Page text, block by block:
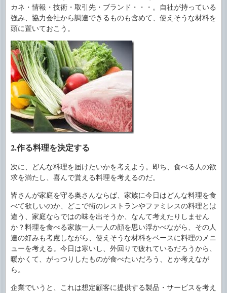
カネ・情報・技術・取引先・ブランド・・・。自社が持っている
強み、協力会社から調達できるものも含めて、使えそうな材料を
頭に置いておこう。
2.作る料理を決定する
次に、どんな料理を届けたいかを考えよう。即ち、食べる人の欲
求を満たし、喜んで貰える料理を考えるのだ。
皆さんが家庭を守る奥さんならば、家族に今日はどんな料理を食
べて欲しいのか、どこで街のレストランやファミレスの料理とは
違う、家庭ならではの味を出そうか、なんて考えたりしません
か？料理を食べる家族一人一人の顔を思い浮かべながら、その人
達の好みも考慮しながら、使えそうな材料をベースに料理のメニ
ューを考える。今日は寒いし、外回りで疲れているだろうから、
暖かくて、がっつりしたものが食べたいだろう、とか考えなが
ら。
企業でいうと、これは想定顧客に提供する製品・サービスを考え